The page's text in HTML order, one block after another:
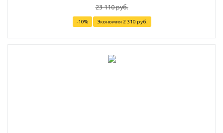
23 110 руб.
-10% Экономия 2 310 руб.